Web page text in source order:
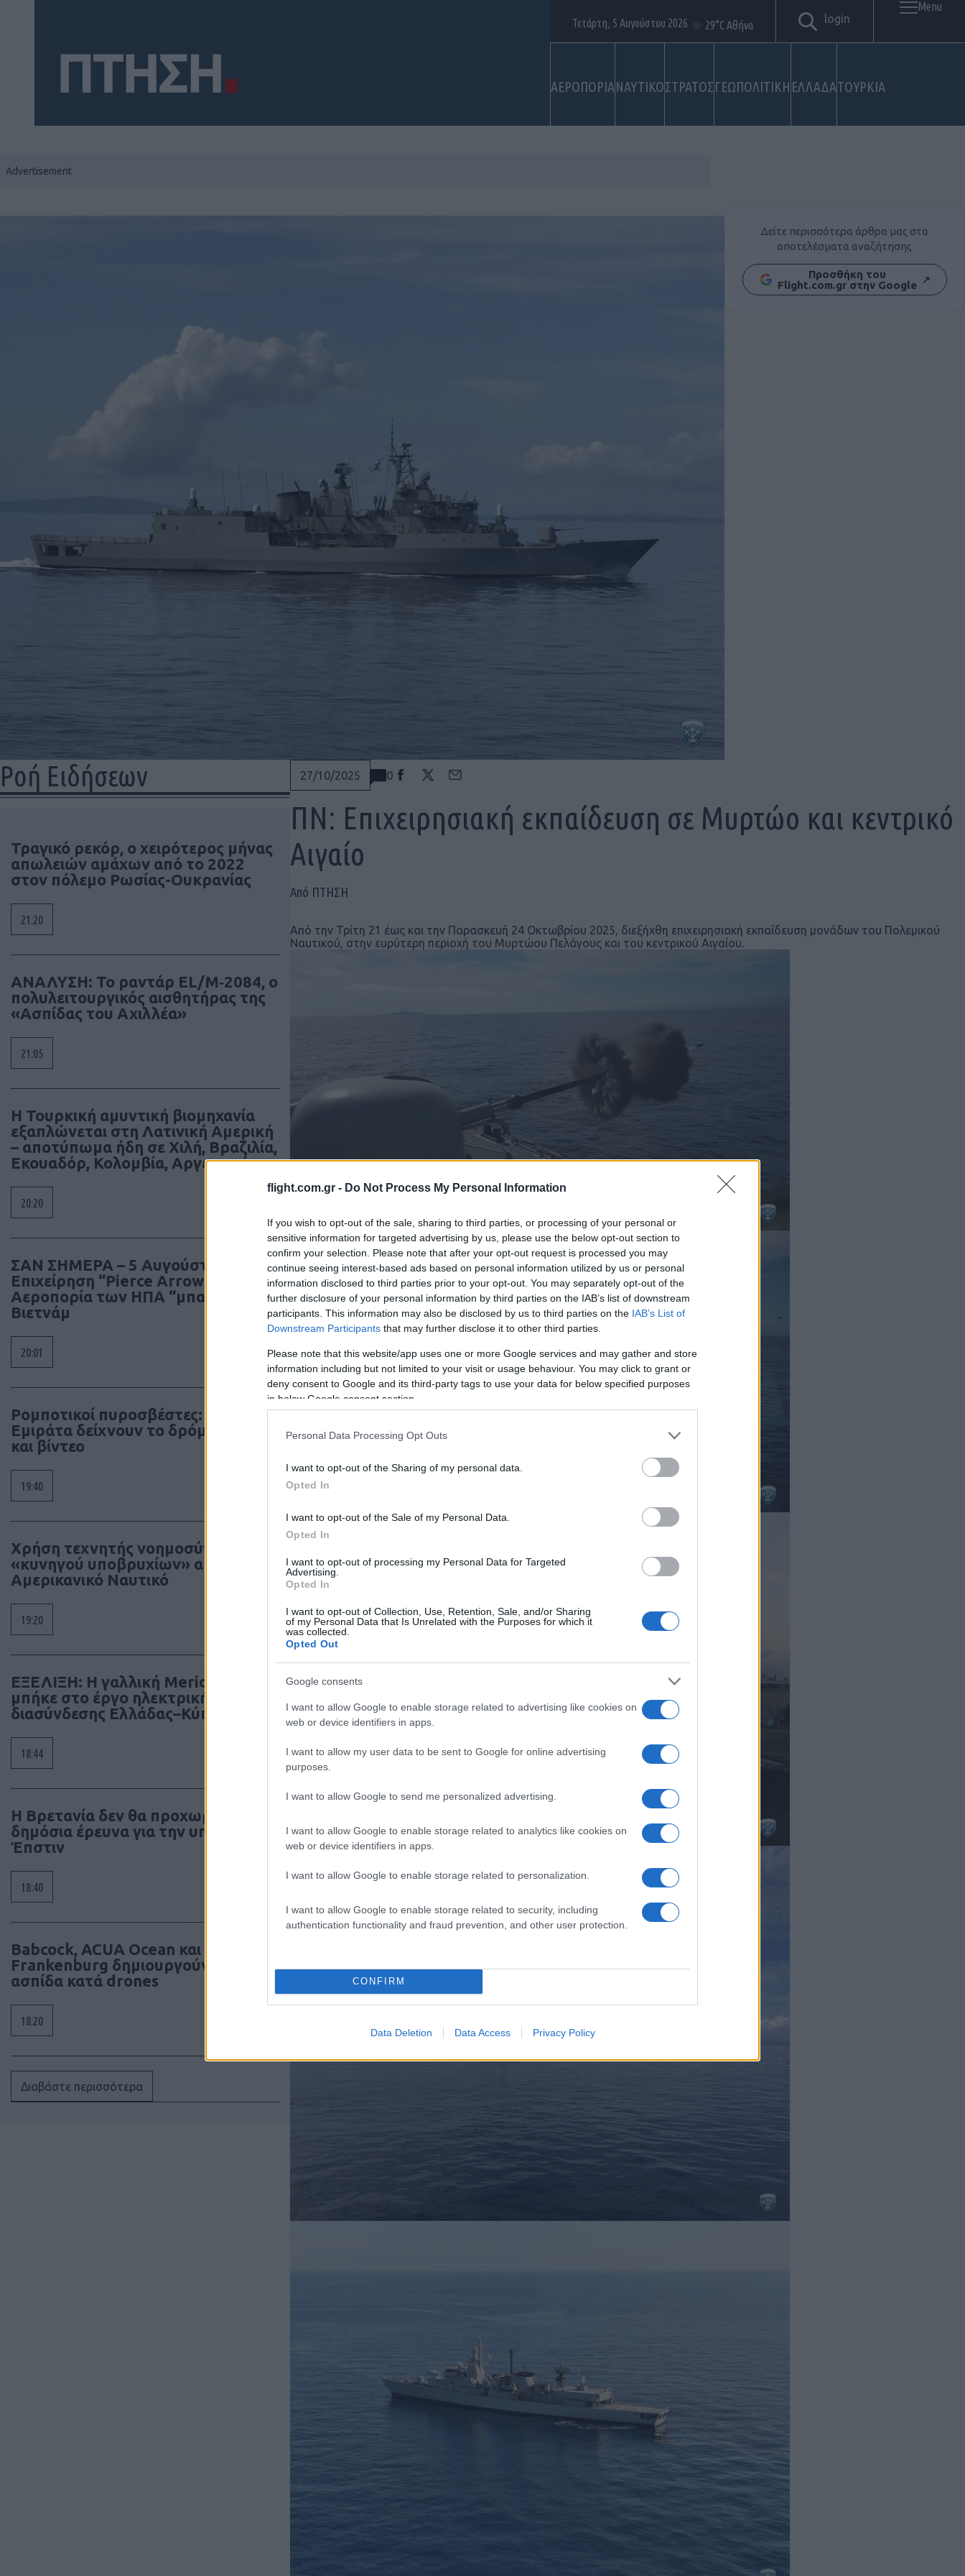
flight.com.gr - Do Not Process My Personal Information
If you wish to opt-out of the sale, sharing to third parties, or processing of your personal or
sensitive information for targeted advertising by us, please use the below opt-out section to
confirm your selection. Please note that after your opt-out request is processed you may
continue seeing interest-based ads based on personal information utilized by us or personal
information disclosed to third parties prior to your opt-out. You may separately opt-out of the
further disclosure of your personal information by third parties on the IAB’s list of downstream
participants. This information may also be disclosed by us to third parties on the IAB’s List of
Downstream Participants that may further disclose it to other third parties.
Please note that this website/app uses one or more Google services and may gather and store
information including but not limited to your visit or usage behaviour. You may click to grant or
deny consent to Google and its third-party tags to use your data for below specified purposes
in below Google consent section.
Personal Data Processing Opt Outs
I want to opt-out of the Sharing of my personal data.
Opted In
I want to opt-out of the Sale of my Personal Data.
Opted In
I want to opt-out of processing my Personal Data for Targeted
Advertising.
Opted In
I want to opt-out of Collection, Use, Retention, Sale, and/or Sharing
of my Personal Data that Is Unrelated with the Purposes for which it
was collected.
Opted Out
Google consents
I want to allow Google to enable storage related to advertising like cookies on
web or device identifiers in apps.
I want to allow my user data to be sent to Google for online advertising
purposes.
I want to allow Google to send me personalized advertising.
I want to allow Google to enable storage related to analytics like cookies on
web or device identifiers in apps.
I want to allow Google to enable storage related to personalization.
I want to allow Google to enable storage related to security, including
authentication functionality and fraud prevention, and other user protection.
CONFIRM
Data Deletion Data Access Privacy Policy
ΑΕΡΟΠΟΡΙΑΝΑΥΤΙΚΟΣΤΡΑΤΟΣΓΕΩΠΟΛΙΤΙΚΗ ΕΛΛΑΔΑΤΟΥΡΚΙΑ
Τετάρτη, 5 Αυγούστου 2026 29°C Αθήνα login
Menu
Ροή Ειδήσεων
Τραγικό ρεκόρ, ο χειρότερος μήνας
απωλειών αμάχων από το 2022
στον πόλεμο Ρωσίας-Ουκρανίας
21:20
ΑΝΑΛΥΣΗ: To ραντάρ EL/M‑2084, ο
πολυλειτουργικός αισθητήρας της
«Ασπίδας του Αχιλλέα»
21:05
Η Τουρκική αμυντική βιομηχανία
εξαπλώνεται στη Λατινική Αμερική
– αποτύπωμα ήδη σε Χιλή, Βραζιλία,
Εκουαδόρ, Κολομβία, Αργεντινή
20:20
ΣΑΝ ΣΗΜΕΡΑ – 5 Αυγούστου 1964:
Επιχείρηση “Pierce Arrow”, η
Αεροπορία των ΗΠΑ “μπαίνει” στο
Βιετνάμ
20:01
Ρομποτικοί πυροσβέστες: Τα
Εμιράτα δείχνουν το δρόμο – φωτό
και βίντεο
19:40
Χρήση τεχνητής νοημοσύνης ως
«κυνηγού υποβρυχίων» από το
Αμερικανικό Ναυτικό
19:20
ΕΞΕΛΙΞΗ: Η γαλλική Meridiam
μπήκε στο έργο ηλεκτρικής
διασύνδεσης Ελλάδας–Κύπρου
18:44
Η Βρετανία δεν θα προχωρήσει σε
δημόσια έρευνα για την υπόθεση
Έπστιν
18:40
Babcock, ACUA Ocean και
Frankenburg δημιουργούν ναυτική
ασπίδα κατά drones
18:20
Διαβάστε περισσότερα
Δείτε περισσότερα άρθρα μας στα
αποτελέσματα αναζήτησης
Προσθήκη του
Flight.com.gr στην Google ↗
27/10/2025 0
ΠΝ: Επιχειρησιακή εκπαίδευση σε Μυρτώο και κεντρικό
Αιγαίο
Από ΠΤΗΣΗ
Από την Τρίτη 21 έως και την Παρασκευή 24 Οκτωβρίου 2025, διεξήχθη επιχειρησιακή εκπαίδευση μονάδων του Πολεμικού
Ναυτικού, στην ευρύτερη περιοχή του Mυρτώου Πελάγους και του κεντρικού Αιγαίου.